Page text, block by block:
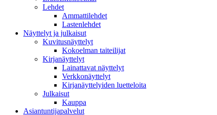
Lehdet
Ammattilehdet
Lastenlehdet
Näyttelyt ja julkaisut
Kuvitusnäyttelyt
Kokoelman taiteilijat
Kirjanäyttelyt
Lainattavat näyttelyt
Verkkonäyttelyt
Kirjanäyttelyiden luetteloita
Julkaisut
Kauppa
Asiantuntija­palvelut